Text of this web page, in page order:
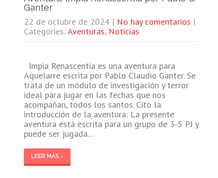
Ganter
22 de octubre de 2024 | No hay comentarios |
Categories:Aventuras, Noticias
Impia Renascentia es una aventura para
Aquelarre escrita por Pablo Claudio Ganter. Se
trata de un módulo de investigación y terror
ideal para jugar en las fechas que nos
acompañan, todos los santos. Cito la
introducción de la aventura: La presente
aventura está escrita para un grupo de 3-5 PJ y
puede ser jugada…
LEER MÁS ›